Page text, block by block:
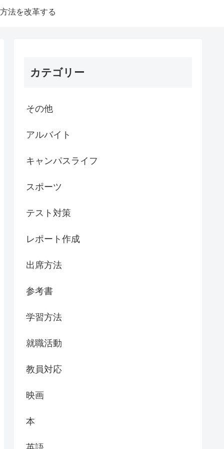
法を改革する
カテゴリー
その他
アルバイト
キャンパスライフ
スポーツ
テスト対策
レポート作成
出席方法
参考書
学習方法
就職活動
教員対応
映画
本